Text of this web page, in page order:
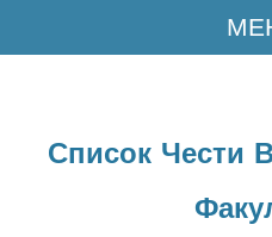
Список Чести